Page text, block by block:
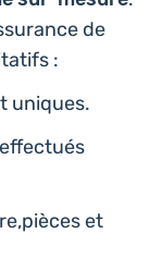
de
:
uniques.
et